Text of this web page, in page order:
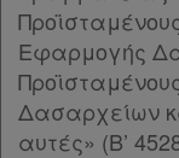
Οι
μου
Εφαρμογής
Δασαρχείων
αυτές» (Β’